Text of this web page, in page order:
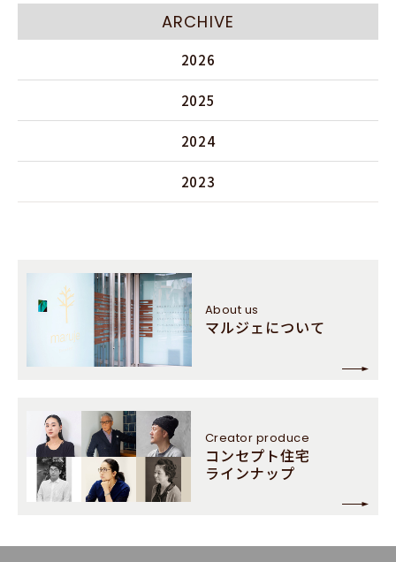
ARCHIVE
2026
2025
2024
2023
About us
マルジェについて
Creator produce
コンセプト住宅
ラインナップ